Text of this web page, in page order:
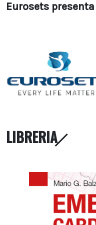
Eurosets
LIBRERIA